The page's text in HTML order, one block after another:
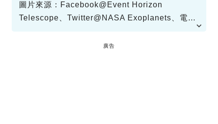
圖片來源：Facebook@Event Horizon
Telescope、Twitter@NASA Exoplanets、電影
廣告